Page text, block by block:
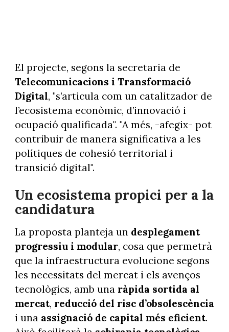
El projecte, segons la secretaria de
Telecomunicacions i Transformació
Digital, "s’articula com un catalitzador de
l’ecosistema econòmic, d’innovació i
ocupació qualificada". "A més, -afegix- pot
contribuir de manera significativa a les
polítiques de cohesió territorial i
transició digital".
Un ecosistema propici per a la
candidatura
La proposta planteja un desplegament
progressiu i modular, cosa que permetrà
que la infraestructura evolucione segons
les necessitats del mercat i els avenços
tecnològics, amb una ràpida sortida al
mercat, reducció del risc d’obsolescència
i una assignació de capital més eficient.